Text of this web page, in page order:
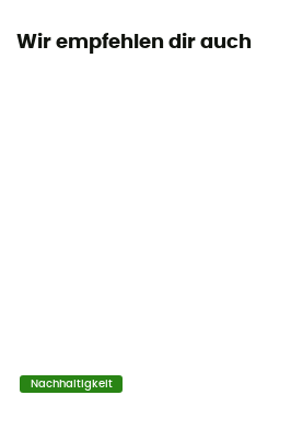
RECCO® Technologie
Wir empfehlen dir auch
Nachhaltigkeit